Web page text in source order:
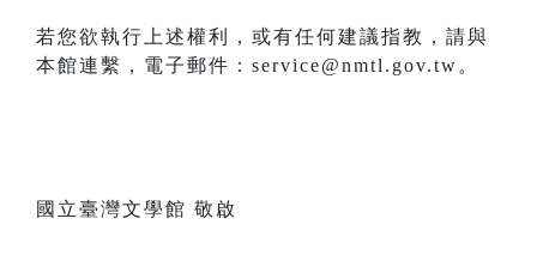
若您欲執行上述權利，或有任何建議指教，請與
本館連繫，電子郵件：service@nmtl.gov.tw。
國立臺灣文學館 敬啟